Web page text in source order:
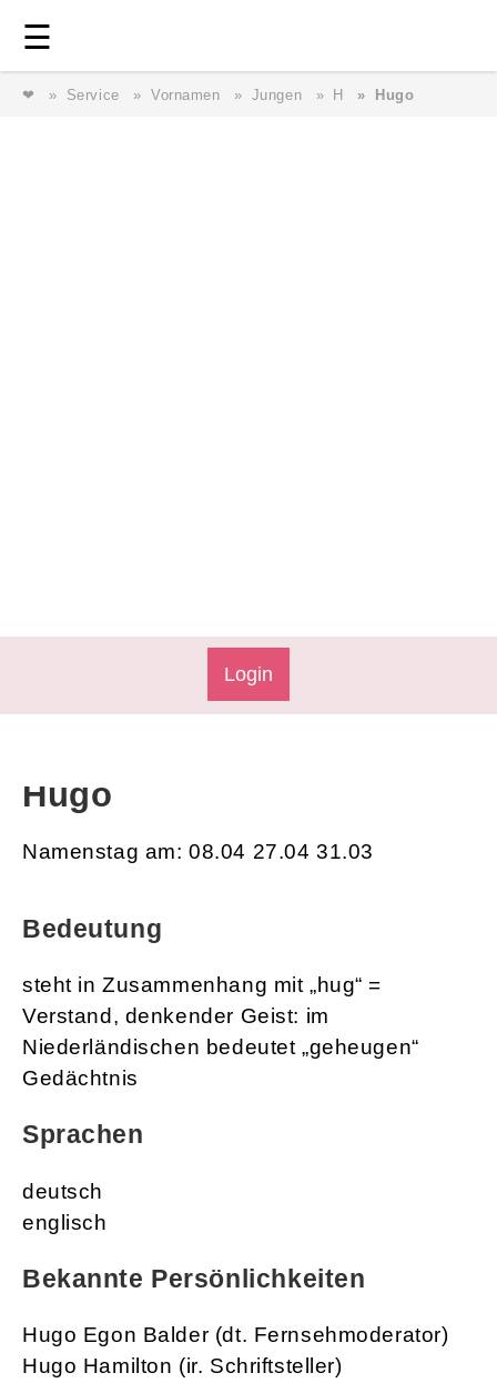
☰
❤ Service Vornamen Jungen H Hugo
Login
Hugo
Namenstag am: 08.04 27.04 31.03
Bedeutung
steht in Zusammenhang mit „hug“ =
Verstand, denkender Geist: im
Niederländischen bedeutet „geheugen“
Gedächtnis
Sprachen
deutsch
englisch
Bekannte Persönlichkeiten
Hugo Egon Balder (dt. Fernsehmoderator)
Hugo Hamilton (ir. Schriftsteller)